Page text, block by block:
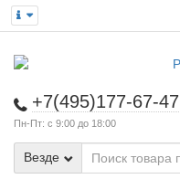
+7(495)177-67-47
Пн-Пт: с 9:00 до 18:00
Везде